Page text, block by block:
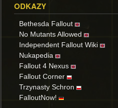
ODKAZY
Bethesda Fallout
No Mutants Allowed
Independent Fallout Wiki
Nukapedia
Fallout 4 Nexus
Fallout Corner
Trzynasty Schron
FalloutNow!